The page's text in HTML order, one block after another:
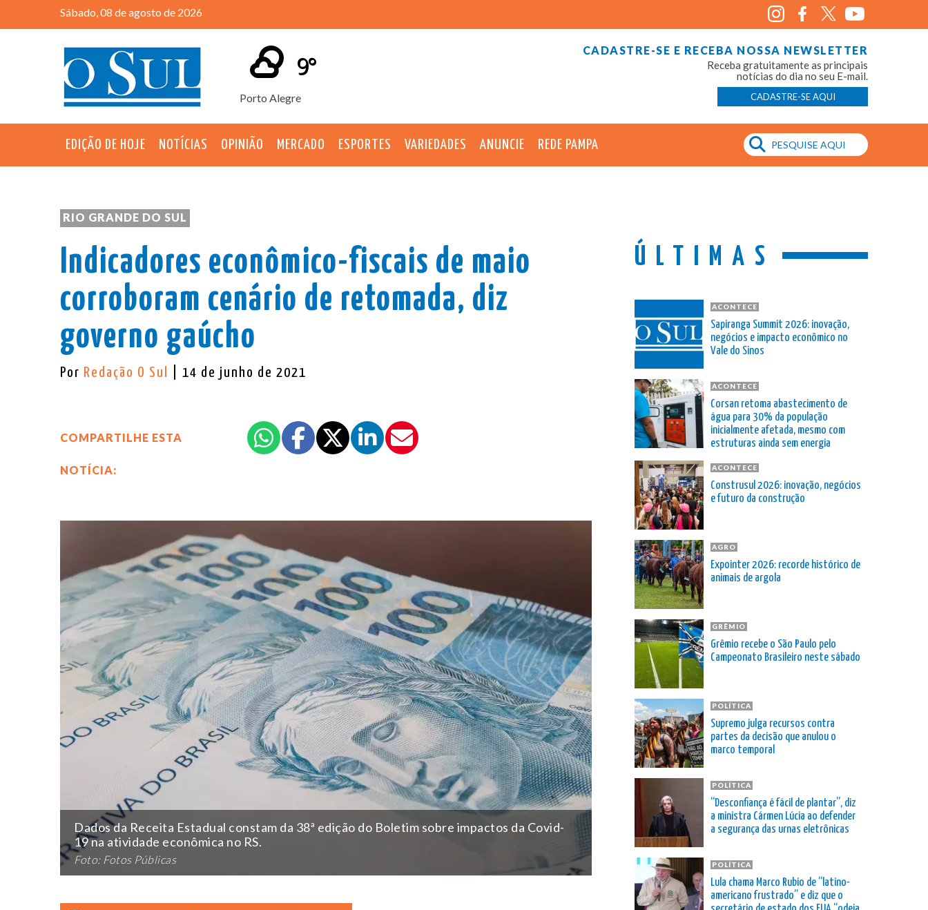
Sábado, 08 de agosto de 2026
Porto Alegre
9°
CADASTRE-SE E RECEBA NOSSA NEWSLETTER
Receba gratuitamente as principais
notícias do dia no seu E-mail.
CADASTRE-SE AQUI
EDIÇÃO DE HOJE NOTÍCIAS OPINIÃO MERCADO ESPORTES VARIEDADES ANUNCIE REDE PAMPA
RIO GRANDE DO SUL
Indicadores econômico-fiscais de maio
corroboram cenário de retomada, diz
governo gaúcho
Por Redação O Sul | 14 de junho de 2021
COMPARTILHE ESTA
NOTÍCIA:
Dados da Receita Estadual constam da 38ª edição do Boletim sobre impactos da Covid-
19 na atividade econômica no RS.
Foto: Fotos Públicas
ÚLTIMAS
ACONTECE
Sapiranga Summit 2026: inovação,
negócios e impacto econômico no
Vale do Sinos
ACONTECE
Corsan retoma abastecimento de
água para 30% da população
inicialmente afetada, mesmo com
estruturas ainda sem energia
ACONTECE
Construsul 2026: inovação, negócios
e futuro da construção
AGRO
Expointer 2026: recorde histórico de
animais de argola
GRÊMIO
Grêmio recebe o São Paulo pelo
Campeonato Brasileiro neste sábado
POLÍTICA
Supremo julga recursos contra
partes da decisão que anulou o
marco temporal
POLÍTICA
“Desconfiança é fácil de plantar”, diz
a ministra Cármen Lúcia ao defender
a segurança das urnas eletrônicas
POLÍTICA
Lula chama Marco Rubio de “latino-
americano frustrado” e diz que o